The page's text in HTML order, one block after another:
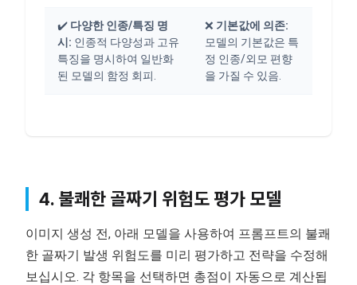
✔️ 다양한 인종/특징 명
시: 인종적 다양성과 고유
특징을 명시하여 일반화
된 모델의 함정 회피.
❌ 기본값에 의존:
모델의 기본값은 특
정 인종/외모 편향
을 가질 수 있음.
4. 불쾌한 골짜기 위험도 평가 모델
이미지 생성 전, 아래 모델을 사용하여 프롬프트의 불쾌
한 골짜기 발생 위험도를 미리 평가하고 전략을 수정해
보십시오. 각 항목을 선택하면 총점이 자동으로 계산됩